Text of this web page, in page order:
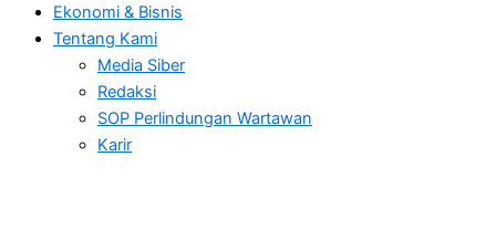
Ekonomi & Bisnis
Tentang Kami
Media Siber
Redaksi
SOP Perlindungan Wartawan
Karir